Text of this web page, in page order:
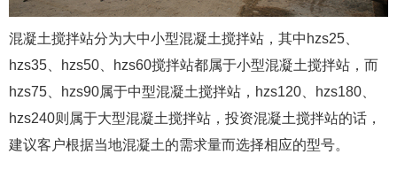
混凝土搅拌站分为大中小型混凝土搅拌站，其中hzs25、
hzs35、hzs50、hzs60搅拌站都属于小型混凝土搅拌站，而
hzs75、hzs90属于中型混凝土搅拌站，hzs120、hzs180、
hzs240则属于大型混凝土搅拌站，投资混凝土搅拌站的话，
建议客户根据当地混凝土的需求量而选择相应的型号。